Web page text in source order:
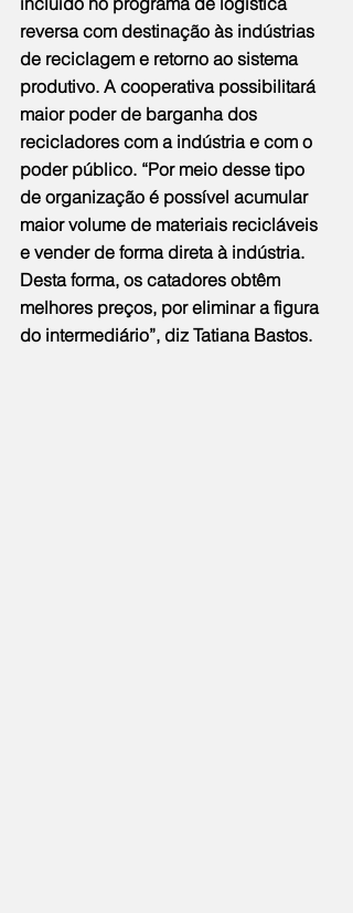
reversa com destinação às indústrias
de reciclagem e retorno ao sistema
produtivo. A cooperativa possibilitará
maior poder de barganha dos
recicladores com a indústria e com o
poder público. “Por meio desse tipo
de organização é possível acumular
maior volume de materiais recicláveis
e vender de forma direta à indústria.
Desta forma, os catadores obtêm
melhores preços, por eliminar a figura
do intermediário”, diz Tatiana Bastos.